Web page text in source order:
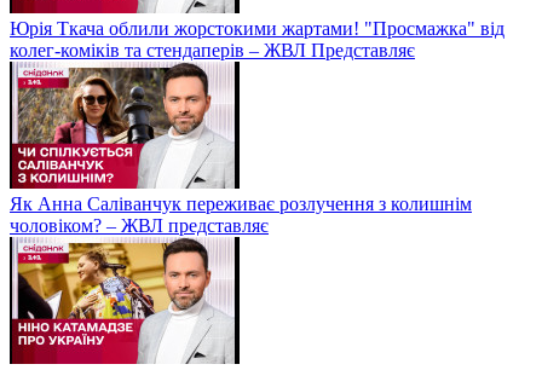
Юрія Ткача облили жорстокими жартами! "Просмажка" від
колег-коміків та стендаперів – ЖВЛ Представляє
Як Анна Саліванчук переживає розлучення з колишнім
чоловіком? – ЖВЛ представляє